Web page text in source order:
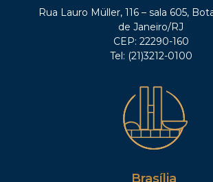
Rua Lauro Müller, 116 – sala 605,
de Janeiro/RJ
CEP: 22290-160
Tel: (21)3212-0100
Brasília